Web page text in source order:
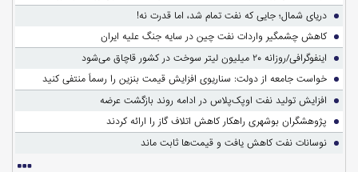
دریای شمال؛ جایی که نفت تمام شد، اما قدرت نه!
کاهش چشمگیر واردات نفت چین در سایه جنگ علیه ایران
اینفوگرافی/روزانه ۲۰ میلیون لیتر سوخت در کشور قاچاق می‌شود
خواست جامعه از دولت: سناریوی افزایش قیمت بنزین را رسماً منتفی کنید
افزایش تولید نفت اوپک‌پلاس در ادامه روند بازگشت عرضه
پژوهشگران بوشهری راهکار کاهش اتلاف گاز را ارائه کردند
نوسانات نفت کاهش یافت و قیمت‌ها ثابت ماند